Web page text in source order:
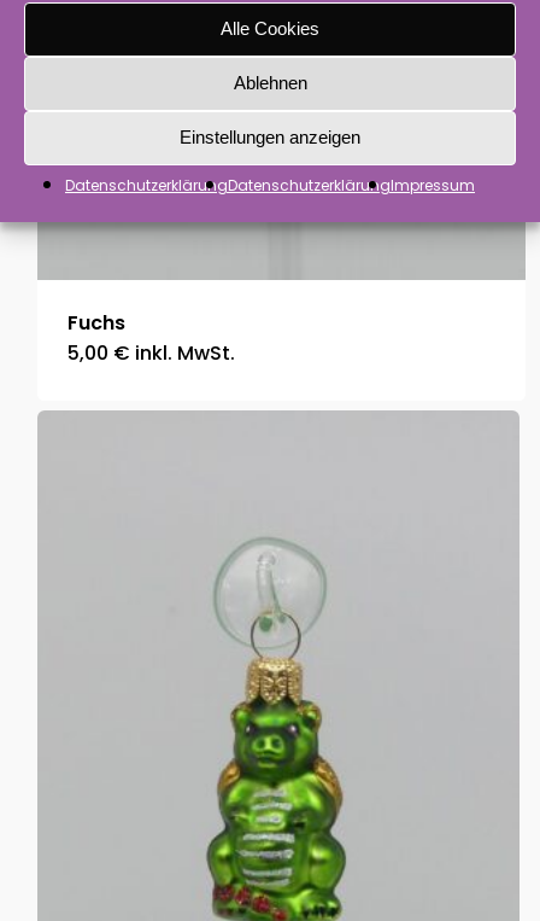
Alle Cookies
Ablehnen
Einstellungen anzeigen
DatenschutzerklärungDatenschutzerklärungImpressum
Fuchs
5,00 € inkl. MwSt.